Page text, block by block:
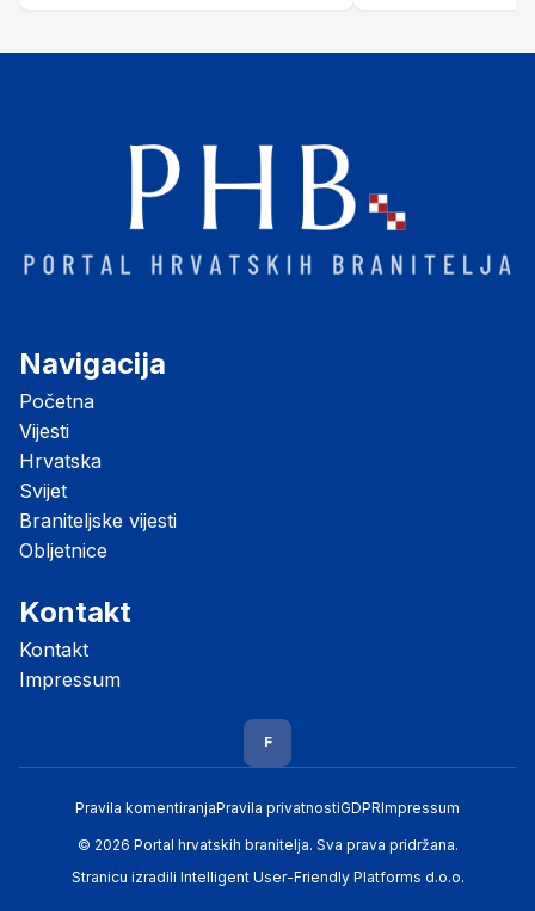
Navigacija
Početna
Vijesti
Hrvatska
Svijet
Braniteljske vijesti
Obljetnice
Kontakt
Kontakt
Impressum
F
Pravila komentiranjaPravila privatnostiGDPRImpressum
© 2026 Portal hrvatskih branitelja. Sva prava pridržana.
Stranicu izradili Intelligent User-Friendly Platforms d.o.o.